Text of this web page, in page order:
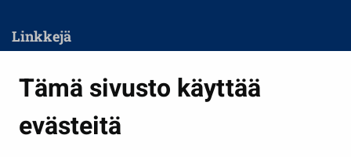
Tämä sivusto käyttää
evästeitä
Linkkejä
Kasvatus ja opetus
Kulttuuri ja liikunta